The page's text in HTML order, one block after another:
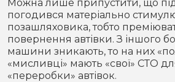
Можна лише припустити, що
погодився матеріально
позашляховика, тобто
повернення автівки. З іншого
машини зникають, то на них
«мисливці» мають «свої» СТО
«переробки» автівок.